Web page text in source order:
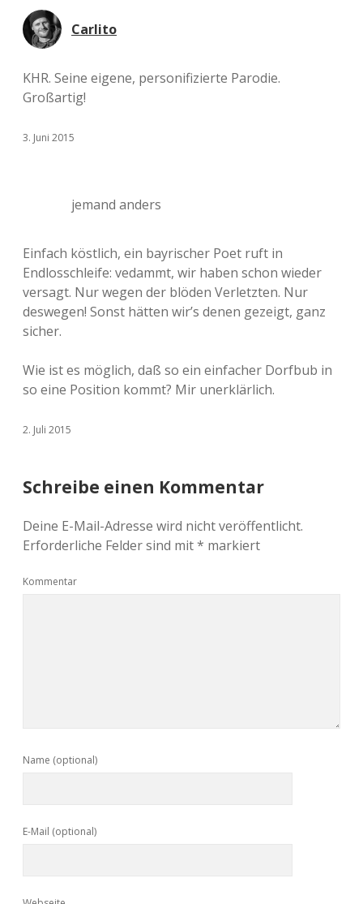
Carlito
KHR. Seine eigene, personifizierte Parodie.
Großartig!
3. Juni 2015
jemand anders
Einfach köstlich, ein bayrischer Poet ruft in
Endlosschleife: vedammt, wir haben schon wieder
versagt. Nur wegen der blöden Verletzten. Nur
deswegen! Sonst hätten wir’s denen gezeigt, ganz
sicher.
Wie ist es möglich, daß so ein einfacher Dorfbub in
so eine Position kommt? Mir unerklärlich.
2. Juli 2015
Schreibe einen Kommentar
Deine E-Mail-Adresse wird nicht veröffentlicht.
Erforderliche Felder sind mit* markiert
Kommentar
Name (optional)
E-Mail (optional)